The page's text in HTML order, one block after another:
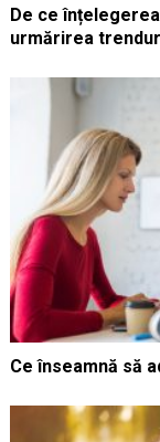
De ce
urmărirea
Ce înseamnă să